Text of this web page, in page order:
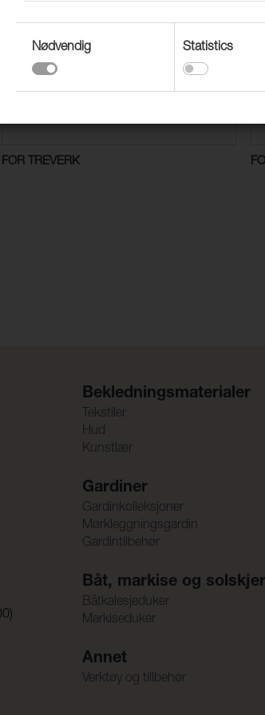
FOR TREVERK
Bekledningsmaterialer
Tekstiler
Hud
Kunstlær
Gardiner
Gardinkolleksjoner
Mørkleggningsgardin
Gardintilbehør
Båt, markise og
Båtkalesjeduker
Markiseduker
Annet
Verktøy og tillbehør
Nødvendig Statistics